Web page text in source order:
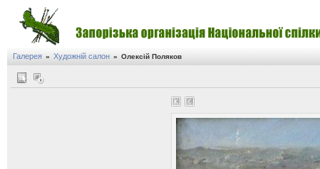
Галерея » Художній салон » Олексій Поляков